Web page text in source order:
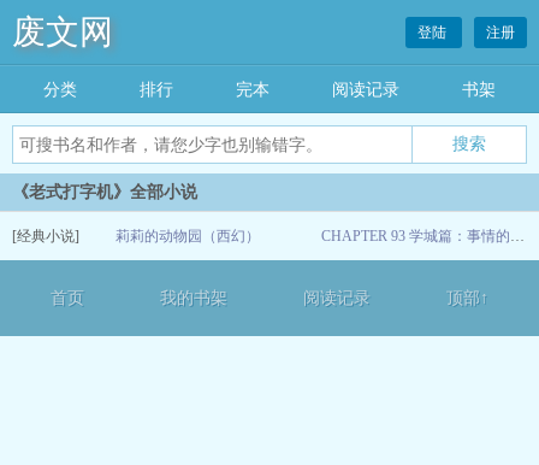
废文网 登陆 注册
分类 排行 完本 阅读记录 书架
《老式打字机》全部小说
[经典小说] 莉莉的动物园（西幻） CHAPTER 93 学城篇：事情的发展总是出人预料又一波三折
首页 我的书架 阅读记录 顶部↑